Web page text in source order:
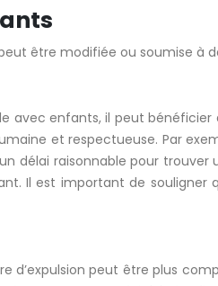
être modifiée ou soumise à
avec enfants, il peut
et respectueuse. Par
délai raisonnable pour
Il est important de
d’expulsion peut être plus